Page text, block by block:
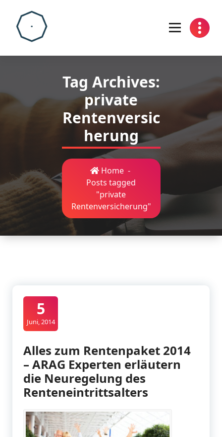
content
Tag Archives:
private
Rentenversic
herung
Home-
Posts tagged
"private
Rentenversicherung"
5
Juni, 2014
Alles zum Rentenpaket 2014
– ARAG Experten erläutern
die Neuregelung des
Renteneintrittsalters